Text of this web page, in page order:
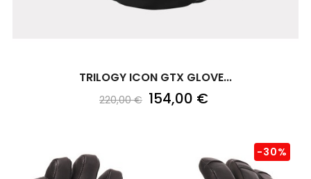
TRILOGY ICON GTX GLOVE...
220,00 € 154,00 €
-30%